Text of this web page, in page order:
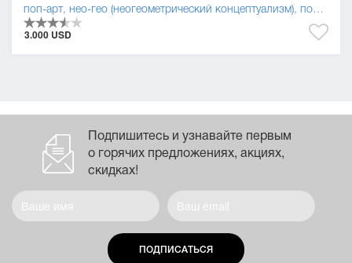
поп-арт, нео-гео (неогеометрический концептуализм), постмодернизм
3.000 USD
Подпишитесь и узнавайте первым
о горячих предложениях, акциях,
скидках!
ПОДПИСАТЬСЯ